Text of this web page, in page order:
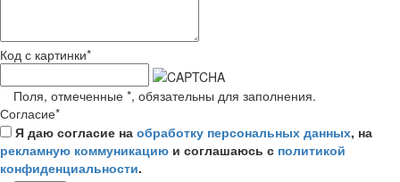
Код с картинки*
Поля, отмеченные *, обязательны для заполнения.
Согласие*
Я даю согласие на обработку персональных данных, на
рекламную коммуникацию и соглашаюсь с политикой
конфиденциальности.